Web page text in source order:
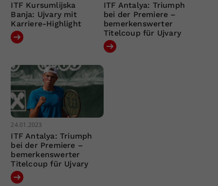
ITF Kursumlijska
Banja: Ujvary mit
Karriere-Highlight
ITF Antalya: Triumph
bei der Premiere –
bemerkenswerter
Titelcoup für Ujvary
24.01.2023
ITF Antalya: Triumph
bei der Premiere –
bemerkenswerter
Titelcoup für Ujvary